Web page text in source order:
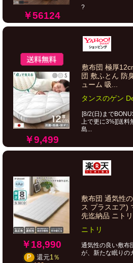
￥56124
?
￥9,499
敷布団 極厚
団 敷ふとん 防
ューム 吸...
タンスのゲン
[8/2(日)まで
上で更に3%][送料
島...
￥18,990
P 還元1％
敷布団 通気性
ス プラスエア
先迄納品 ニトリ
ニトリ
通気性の良い敷布
が、新たな眠りの